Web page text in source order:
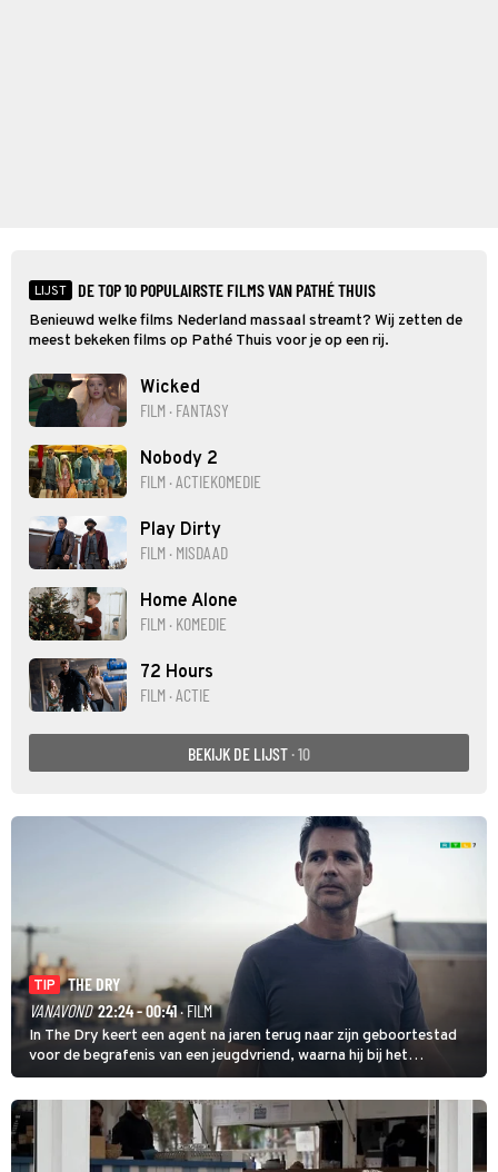
LIJST DE TOP 10 POPULAIRSTE FILMS VAN PATHÉ THUIS
Benieuwd welke films Nederland massaal streamt? Wij zetten de
meest bekeken films op Pathé Thuis voor je op een rij.
Wicked
FILM · FANTASY
Nobody 2
FILM · ACTIEKOMEDIE
Play Dirty
FILM · MISDAAD
Home Alone
FILM · KOMEDIE
72 Hours
FILM · ACTIE
BEKIJK DE LIJST · 10
TIP
THE DRY
VANAVOND 22:24 - 00:41· FILM
In The Dry keert een agent na jaren terug naar zijn geboortestad
voor de begrafenis van een jeugdvriend, waarna hij bij het
onderzoeken van diens dood een verband begint te vermoeden
met een oude zaak.